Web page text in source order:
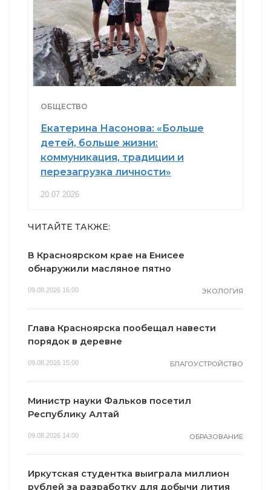
ОБЩЕСТВО
Екатерина Насонова: «Больше
детей, больше жизни:
коммуникация, традиции и
перезагрузка личности»
20.07.2026
ЧИТАЙТЕ ТАКЖЕ:
В Красноярском крае на Енисее
обнаружили масляное пятно
09.08.2026 16:00 ЭКОЛОГИЯ
Глава Красноярска пообещал навести
порядок в деревне
09.08.2026 15:00 БЛАГОУСТРОЙСТВО
Министр науки Фальков посетил
Республику Алтай
09.08.2026 14:00 ОБРАЗОВАНИЕ
Иркутская студентка выиграла миллион
рублей за разработку для добычи лития